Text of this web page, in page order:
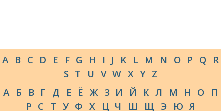
A B C D E F G H I J K L M N O P Q R
S T U V W X Y Z
А Б В Г Д Е Ё Ж З И Й К Л М Н О П
Р С Т У Ф Х Ц Ч Ш Щ Э Ю Я